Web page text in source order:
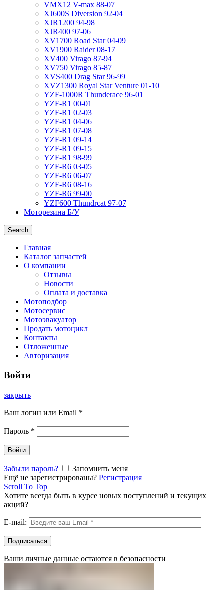
VMX12 V-max 88-07
XJ600S Diversion 92-04
XJR1200 94-98
XJR400 97-06
XV1700 Road Star 04-09
XV1900 Raider 08-17
XV400 Virago 87-94
XV750 Virago 85-87
XVS400 Drag Star 96-99
XVZ1300 Royal Star Venture 01-10
YZF-1000R Thunderace 96-01
YZF-R1 00-01
YZF-R1 02-03
YZF-R1 04-06
YZF-R1 07-08
YZF-R1 09-14
YZF-R1 09-15
YZF-R1 98-99
YZF-R6 03-05
YZF-R6 06-07
YZF-R6 08-16
YZF-R6 99-00
YZF600 Thundrcat 97-07
Моторезина Б/У
Search
Главная
Каталог запчастей
О компании
Отзывы
Новости
Оплата и доставка
Мотоподбор
Мотосервис
Мотоэвакуатор
Продать мотоцикл
Контакты
Отложенные
Авторизация
Войти
закрыть
Ваш логин или Email *
Пароль *
Войти
Забыли пароль?
Запомнить меня
Ещё не зарегистрированы? Регистрация
Scroll To Top
Хотите всегда быть в курсе новых поступлений и текущих
акций?
E-mail:
Ваши личные данные остаются в безопасности